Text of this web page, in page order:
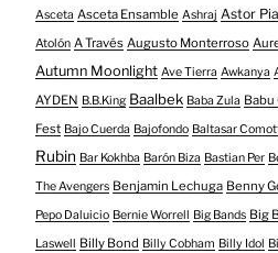
Asceta Asceta Ensamble Ashraj Astor
Atolón A Través Augusto Monterroso
Autumn Moonlight Ave Tierra Awkanya
AYDEN B.B.King Baalbek Baba Zula
Fest Bajo Cuerda Bajofondo Baltasar
Rubin Bar Kokhba Barón Biza Bastian Per
The Avengers Benjamin Lechuga Benny
Pepo Daluicio Bernie Worrell Big Bands Big
Laswell
Billy Bond Billy Cobham Billy Idol